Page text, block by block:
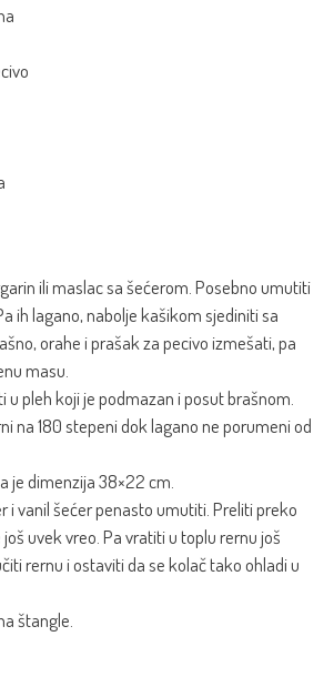
ili maslac sa šećerom. Posebno umutiti
ih lagano, nabolje kašikom sjediniti sa
orahe i prašak za pecivo izmešati, pa
masu.
u pleh koji je podmazan i posut brašnom.
na 180 stepeni dok lagano ne porumeni od
je dimenzija 38×22 cm.
i vanil šećer penasto umutiti. Preliti preko
uvek vreo. Pa vratiti u toplu rernu još
rernu i ostaviti da se kolač tako ohladi u
štangle.